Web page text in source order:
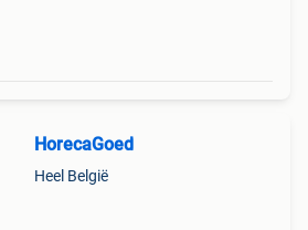
HorecaGoed
Heel België